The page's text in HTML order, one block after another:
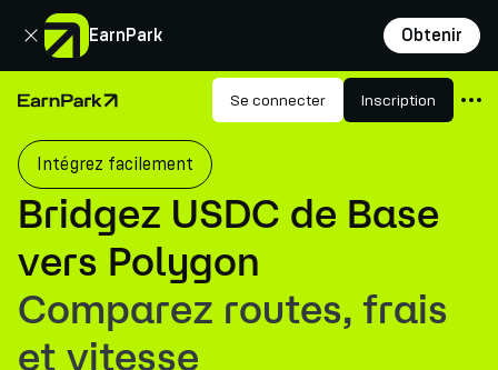
EarnPark Obtenir
Fermer
Page d'accueil Se connecter Inscription
Produits
Marchés
Calculatrices
PARK Token
Ressources
Entreprise
Intégrez facilement
Bridgez USDC de Base
vers Polygon
Comparez routes, frais
et vitesse